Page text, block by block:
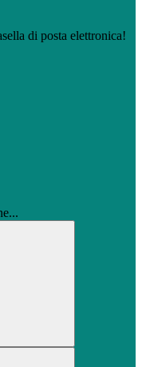
di posta elettronica!